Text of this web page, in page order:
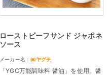
ローストビーフサンド ジャポネ
ソース
メーカー名：㈱ヤグチ
「YGC万能調味料 醤油」を使用。醤